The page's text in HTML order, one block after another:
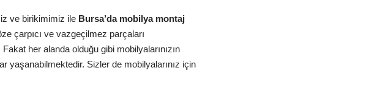
ve birikimimiz ileBursa’da mobilya montaj
çarpıcı ve vazgeçilmez parçaları
her alanda olduğu gibi mobilyalarınızın
yaşanabilmektedir. Sizler de mobilyalarınız için